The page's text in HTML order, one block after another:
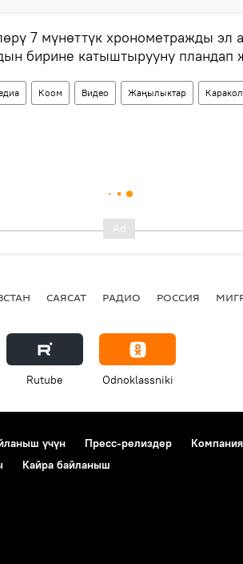
7 мүнөттүк хронометражды эл
бирине катыштырууну пландап
Коом Видео Жаңылыктар Каракол
САЯСАТ РАДИО РОССИЯ
Rutube Odnoklassniki
үчүн Пресс-релиздер
Кайра байланыш